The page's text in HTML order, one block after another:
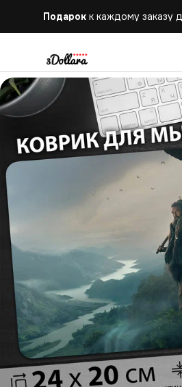
Подарок к каждому заказу
доставка при